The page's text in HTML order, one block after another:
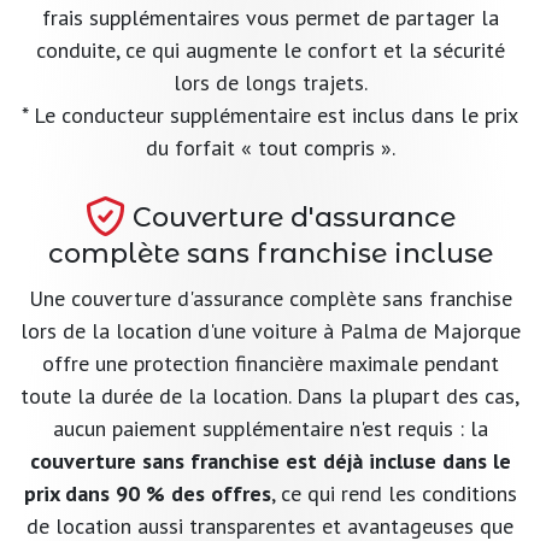
frais supplémentaires vous permet de partager la
conduite, ce qui augmente le confort et la sécurité
lors de longs trajets.
* Le conducteur supplémentaire est inclus dans le prix
du forfait « tout compris ».
Couverture d'assurance
complète sans franchise incluse
Une couverture d'assurance complète sans franchise
lors de la location d'une voiture à Palma de Majorque
offre une protection financière maximale pendant
toute la durée de la location. Dans la plupart des cas,
aucun paiement supplémentaire n'est requis : la
couverture sans franchise est déjà incluse dans le
prix dans 90 % des offres, ce qui rend les conditions
de location aussi transparentes et avantageuses que